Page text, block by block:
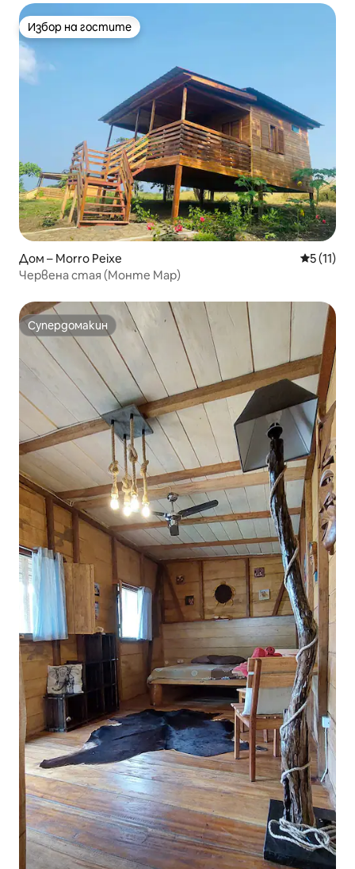
Избор на гостите
Избор на гостите
Дом – Morro Peixe Средна
5 (11)
Червена стая (Монте Мар)
Супердомакин
Супердомакин